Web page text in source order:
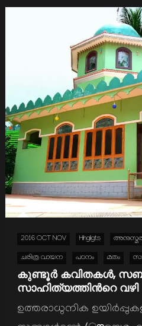
2016 OCT NOV Hihgligts
ചരിത്ര വായന പഠനം മതം
കുണ്ടൂര്‍ കവിതകള്‍,
സാഹിത്യത്തിന്‍റെ വഴി
ഉത്തരാധുനിക